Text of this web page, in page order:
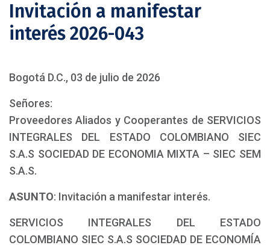
Invitación a manifestar
interés 2026-043
Bogotá D.C., 03 de julio de 2026
Señores:
Proveedores Aliados y Cooperantes de SERVICIOS
INTEGRALES DEL ESTADO COLOMBIANO SIEC
S.A.S SOCIEDAD DE ECONOMIA MIXTA – SIEC SEM
S.A.S.
ASUNTO: Invitación a manifestar interés.
SERVICIOS INTEGRALES DEL ESTADO
COLOMBIANO SIEC S.A.S SOCIEDAD DE ECONOMÍA